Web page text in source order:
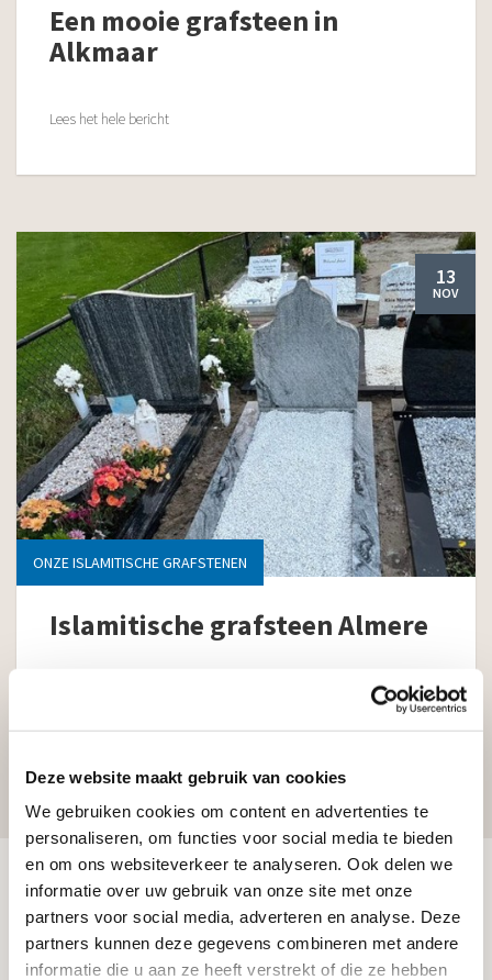
Deze website maakt gebruik van cookies
We gebruiken cookies om content en advertenties te
personaliseren, om functies voor social media te bieden
en om ons websiteverkeer te analyseren. Ook delen we
informatie over uw gebruik van onze site met onze
partners voor social media, adverteren en analyse. Deze
partners kunnen deze gegevens combineren met andere
informatie die u aan ze heeft verstrekt of die ze hebben
Een mooie grafsteen in
Alkmaar
Lees het hele bericht
13
NOV
ONZE ISLAMITISCHE GRAFSTENEN
Islamitische grafsteen Almere
Klantenservice
085 - 081 00 69